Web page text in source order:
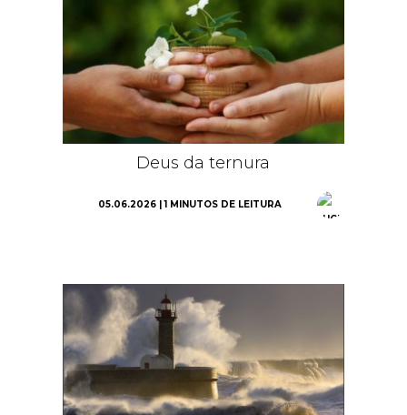
Deus da ternura
05.06.2026 | 1 MINUTOS DE LEITURA